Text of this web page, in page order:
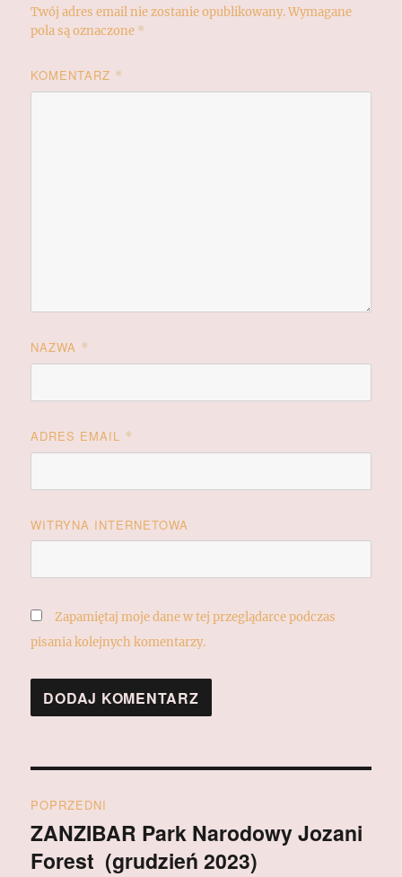
Twój adres email nie zostanie opublikowany. Wymagane
pola są oznaczone *
KOMENTARZ *
NAZWA *
ADRES EMAIL *
WITRYNA INTERNETOWA
Zapamiętaj moje dane w tej przeglądarce podczas
pisania kolejnych komentarzy.
wpisu
POPRZEDNI
Poprzedni
wpis:
ZANZIBAR Park Narodowy Jozani
Forest (grudzień 2023)